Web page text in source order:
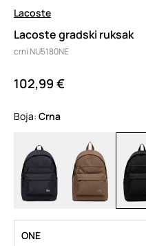
Lacoste
Lacoste gradski ruksak
crni NU5180NE
102,99 €
Boja: crna
ONE